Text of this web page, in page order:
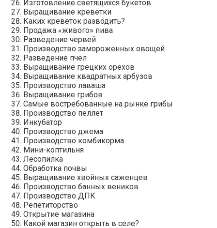
Изготовление светящихся букетов
Выращивание креветки
Каких креветок разводить?
Продажа «живого» пива
Разведение червей
Производство замороженных овощей
Разведение пчёл
Выращивание грецких орехов
Выращивание квадратных арбузов
Производство лаваша
Выращивание грибов
Самые востребованные на рынке грибы
Производство пеллет
Инкубатор
Производство джема
Производство комбикорма
Мини-коптильня
Лесопилка
Обработка почвы
Выращивание хвойных саженцев
Производство банных веников
Производство ДПК
Репетиторство
Открытие магазина
Какой магазин открыть в селе?